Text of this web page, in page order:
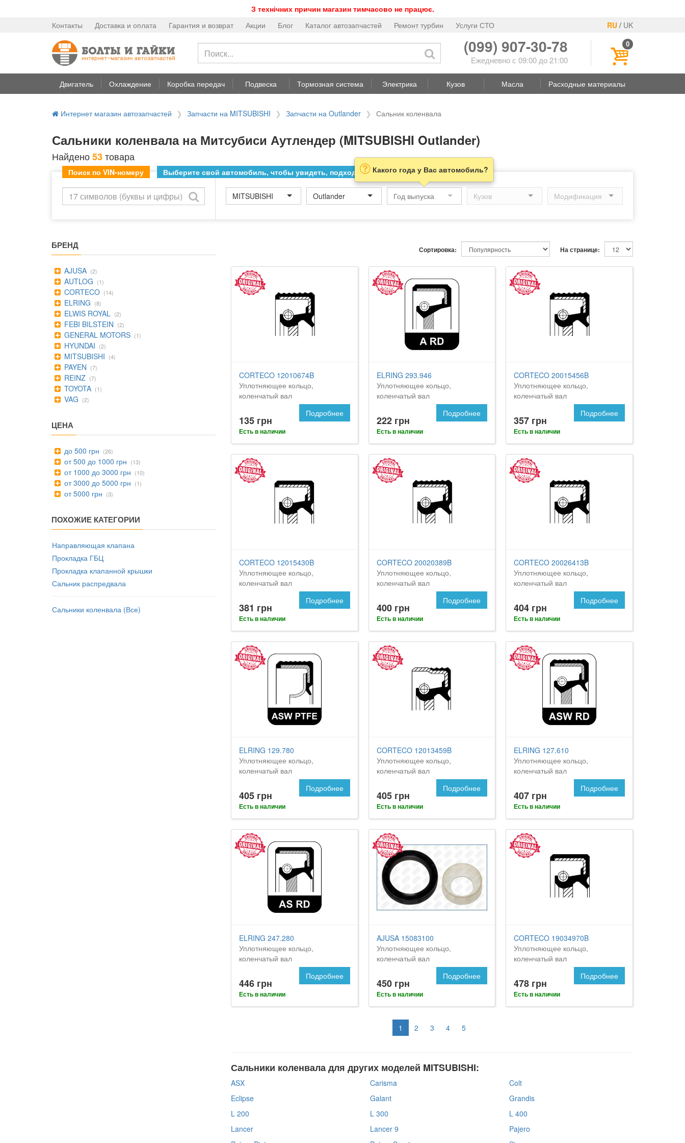
З технічних причин магазин тимчасово не працює.
RU / UK
Контакты Доставка и оплата Гарантия и возврат Акции Блог Каталог автозапчастей Ремонт турбин Услуги СТО
(099) 907-30-78
Ежедневно с 09:00 до 21:00
0
Двигатель Охлаждение Коробка передач Подвеска Тормозная система Электрика Кузов Масла Расходные материалы
Интернет магазин автозапчастей Запчасти на MITSUBISHI Запчасти на Outlander Сальник коленвала
Сальники коленвала на Митсубиси Аутлендер (MITSUBISHI Outlander)
Найдено53товара
Поиск по VIN-номеру Выберите свой автомобиль, чтобы увидеть, подходит ли товар к нему
MITSUBISHI Outlander
Какого года у Вас автомобиль?
БРЕНД
AJUSA (2)
AUTLOG (1)
CORTECO (14)
ELRING (8)
ELWIS ROYAL (2)
FEBI BILSTEIN (2)
GENERAL MOTORS (1)
HYUNDAI (2)
MITSUBISHI (4)
PAYEN (7)
REINZ (7)
TOYOTA (1)
VAG (2)
ЦЕНА
до 500 грн (26)
от 500 до 1000 грн (13)
от 1000 до 3000 грн (10)
от 3000 до 5000 грн (1)
от 5000 грн (3)
ПОХОЖИЕ КАТЕГОРИИ
Направляющая клапана
Прокладка ГБЦ
Прокладка клапанной крышки
Сальник распредвала
Сальники коленвала (Все)
На странице:
Сортировка:
CORTECO 12010674B
Уплотняющее кольцо,
коленчатый вал
135 грн
Есть в наличии
Подробнее
ELRING 293.946
Уплотняющее кольцо,
коленчатый вал
222 грн
Есть в наличии
Подробнее
CORTECO 20015456B
Уплотняющее кольцо,
коленчатый вал
357 грн
Есть в наличии
Подробнее
CORTECO 12015430B
Уплотняющее кольцо,
коленчатый вал
381 грн
Есть в наличии
Подробнее
CORTECO 20020389B
Уплотняющее кольцо,
коленчатый вал
400 грн
Есть в наличии
Подробнее
CORTECO 20026413B
Уплотняющее кольцо,
коленчатый вал
404 грн
Есть в наличии
Подробнее
ELRING 129.780
Уплотняющее кольцо,
коленчатый вал
405 грн
Есть в наличии
Подробнее
CORTECO 12013459B
Уплотняющее кольцо,
коленчатый вал
405 грн
Есть в наличии
Подробнее
ELRING 127.610
Уплотняющее кольцо,
коленчатый вал
407 грн
Есть в наличии
Подробнее
ELRING 247.280
Уплотняющее кольцо,
коленчатый вал
446 грн
Есть в наличии
Подробнее
AJUSA 15083100
Уплотняющее кольцо,
коленчатый вал
450 грн
Есть в наличии
Подробнее
CORTECO 19034970B
Уплотняющее кольцо,
коленчатый вал
478 грн
Есть в наличии
Подробнее
1 2 3 4 5
Сальники коленвала для других моделей MITSUBISHI:
ASX Carisma
Colt
Eclipse
Galant
Grandis
L 200
L 300
L 400
Lancer
Lancer 9
Pajero